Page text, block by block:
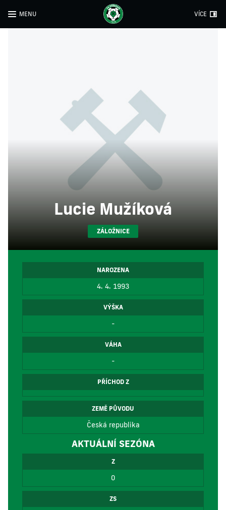
MENU VÍCE
Lucie Mužíková
ZÁLOŽNICE
NAROZENA
4. 4. 1993
VÝŠKA
-
VÁHA
-
PŘÍCHOD Z
ZEMĚ PŮVODU
Česká republika
AKTUÁLNÍ SEZÓNA
Z
0
ZS